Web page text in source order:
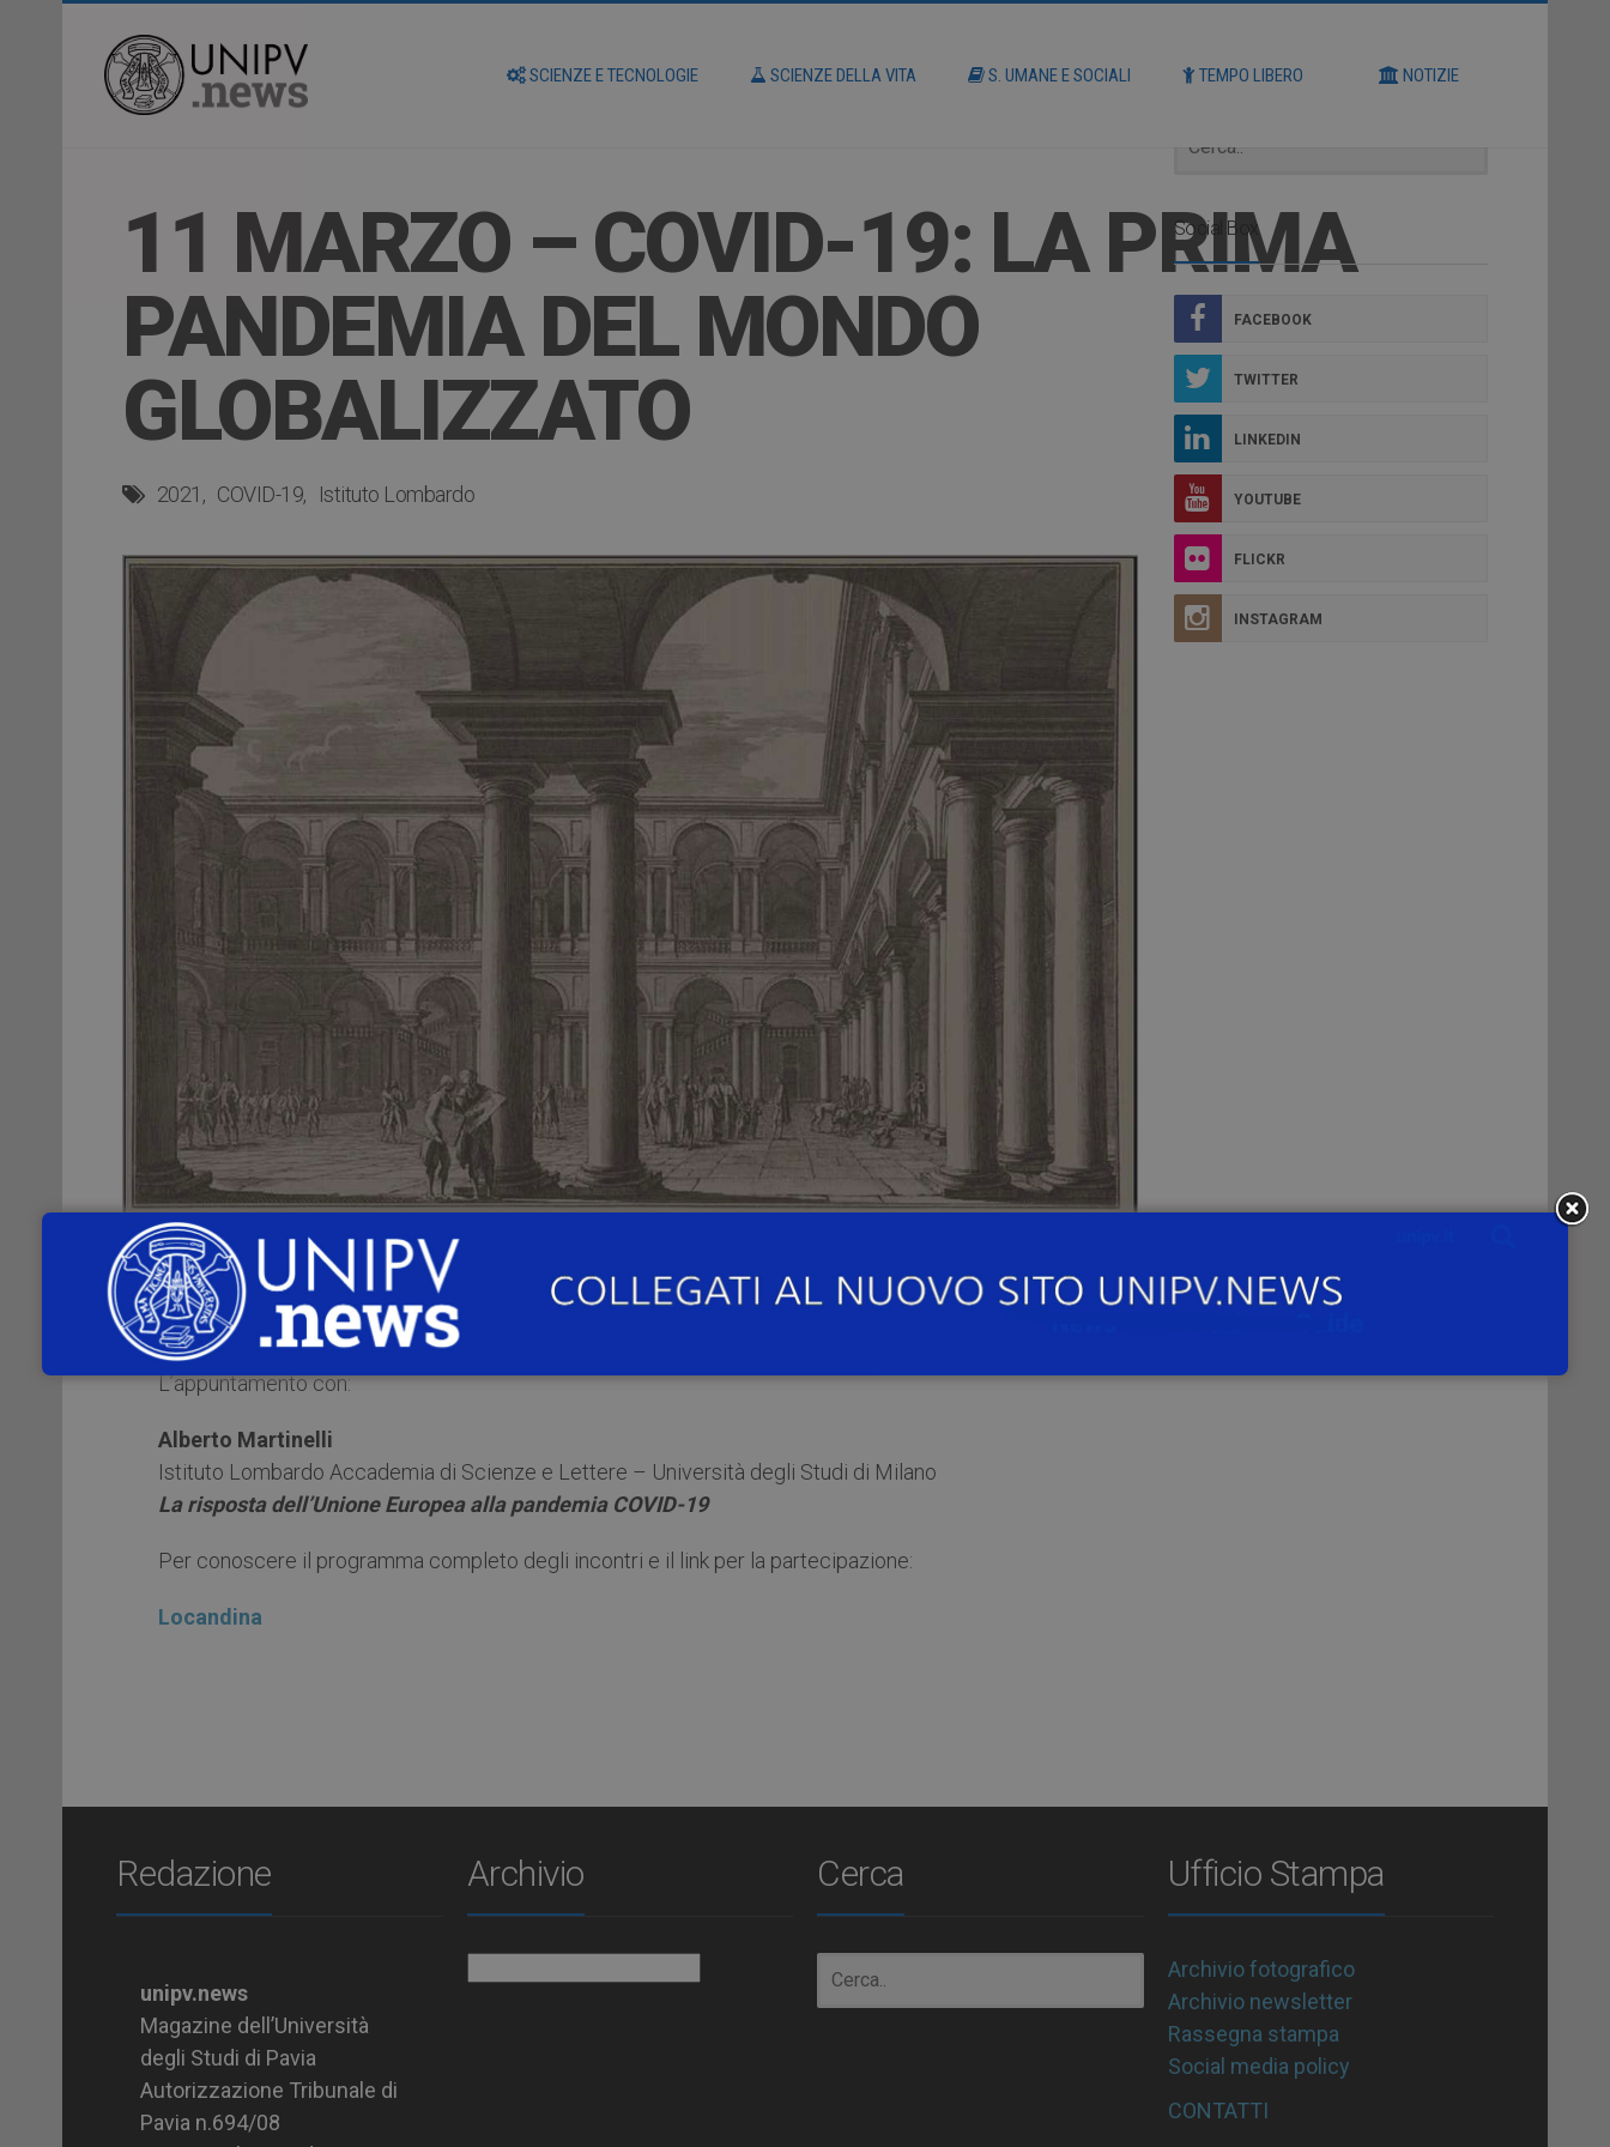
SCIENZE E TECNOLOGIE SCIENZE DELLA VITA S. UMANE E SOCIALI TEMPO LIBERO NOTIZIE
11 MARZO – COVID-19: LA PRIMA
PANDEMIA DEL MONDO
GLOBALIZZATO
2021 COVID-19 Istituto Lombardo
Giovedì 11 marzo 2021, alleore 17.00
dall’Istituto Lombardo Accademia di Scienze e Lettere di Milano sul tema“Covid-19: La prima
pandemia del mondo globalizzato”
L’appuntamento con:
Alberto Martinelli
Istituto Lombardo Accademia di Scienze e Lettere – Università degli Studi di Milano
La risposta dell’Unione Europea alla pandemia COVID-19
Per conoscere il programma completo degli incontri e il link per la partecipazione:
Locandina
Social Box
FACEBOOK
TWITTER
LINKEDIN
YOUTUBE
FLICKR
INSTAGRAM
Redazione
unipv.news
Magazine dell’Università
degli Studi di Pavia
Autorizzazione Tribunale di
Pavia n.694/08
Archivio Cerca Ufficio Stampa
Archivio fotografico
Archivio newsletter
Rassegna stampa
Social media policy
CONTATTI